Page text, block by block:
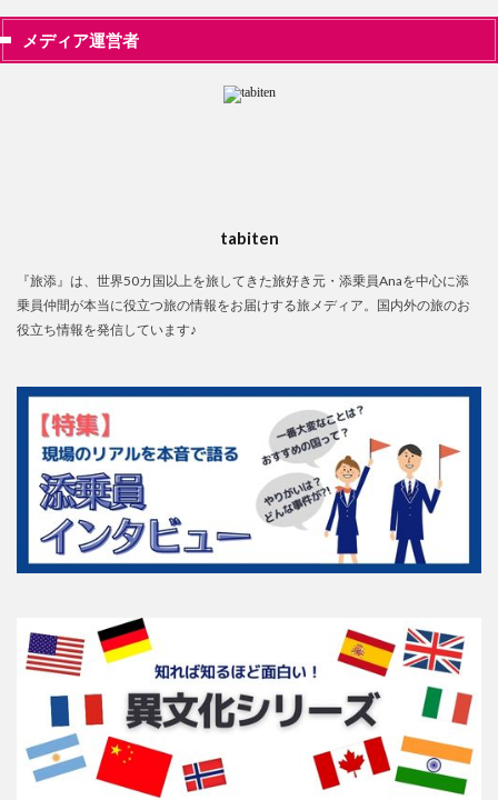
メディア運営者
tabiten
『旅添』は、世界50カ国以上を旅してきた旅好き元・添乗員Anaを中心に添
乗員仲間が本当に役立つ旅の情報をお届けする旅メディア。国内外の旅のお
役立ち情報を発信しています♪